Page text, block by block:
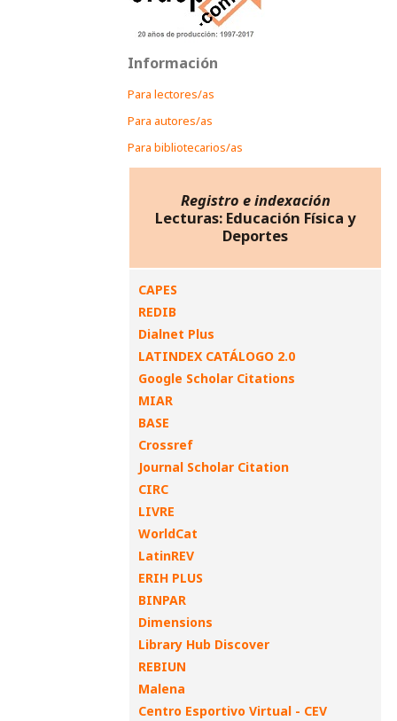
Información
Para lectores/as
Para autores/as
Para bibliotecarios/as
Registro e indexación
Lecturas: Educación Física y
Deportes
CAPES
REDIB
Dialnet Plus
LATINDEX CATÁLOGO 2.0
Google Scholar Citations
MIAR
BASE
Crossref
Journal Scholar Citation
CIRC
LIVRE
WorldCat
LatinREV
ERIH PLUS
BINPAR
Dimensions
Library Hub Discover
REBIUN
Malena
Centro Esportivo Virtual - CEV